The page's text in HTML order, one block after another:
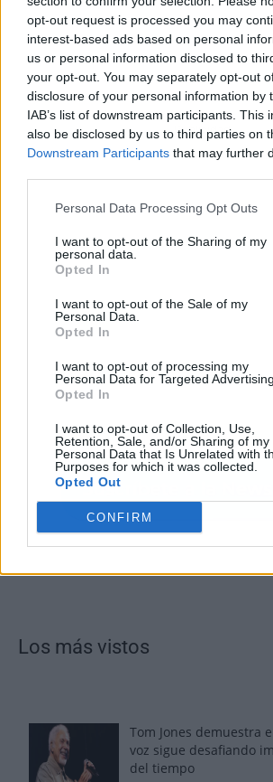
opt-out request is processed you may
interest-based ads based on personal
us or personal information disclosed to
your opt-out. You may separately opt-out
disclosure of your personal information by
IAB’s list of downstream participants. This
also be disclosed by us to third parties on
Downstream Participants that may further
Personal Data Processing Opt Outs
I want to opt-out of the Sharing of my
personal data.
Opted In
I want to opt-out of the Sale of my
Personal Data.
Opted In
I want to opt-out of processing my
Personal Data for Targeted Advertising.
Opted In
I want to opt-out of Collection, Use,
Retention, Sale, and/or Sharing of my
Personal Data that Is Unrelated with
Purposes for which it was collected.
Opted Out
CONFIRM
Publicidad
Los más vistos
Tom Jones demuestra
voz sigue desafiando
del tiempo